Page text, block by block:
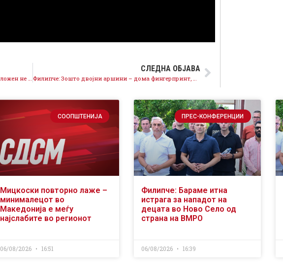
Филипче: Изборниот законик како што е предложен не е ниту европски, ниту демократски
СЛЕДНА ОБЈАВА
Филипче: Зошто двојни аршини – дома фингерпринт, а во дијаспората без контрола?
СООПШТЕНИЈА
Мицкоски повторно лаже –
минималецот во
Македонија е меѓу
најслабите во регионот
06/08/2026 16:51
ПРЕС-КОНФЕРЕНЦИИ
Филипче: Бараме итна
истрага за нападот на
децата во Ново Село од
страна на ВМРО
06/08/2026 16:39